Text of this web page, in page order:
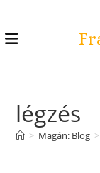
légzés
> Magán: Blog >